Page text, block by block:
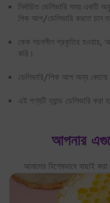
নির্বাচিত ডেলিভারি সময় একটি
পিক আপ/ডেলিভারি করতে চান
কেক পচনশীল প্রকৃতির হওয়ায়,
করি।
ডেলিভারি/পিক আপ অন্য কোনো
এই পণ্যটি হ্যান্ড ডেলিভারি করা
আপনার
আমাদের বিশেষভাবে বাছাই